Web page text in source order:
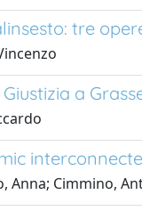
tre
a
Anna; Cimmino,